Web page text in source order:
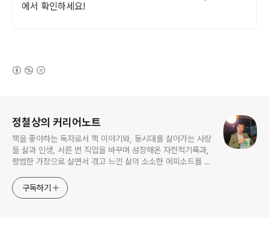
에서 확인하세요!
정철상의 커리어노트
책을 좋아하는 독자로서 책 이야기와, 동시대를 살아가는 사람
들 삶과 인생, 서른 번 직업을 바꾸며 성장해온 자전적기록과,
평범한 가장으로 살면서 겪고 느낀 삶의 소소한 에피소드를 전
고픈 커리어코치, 유튜브: 정교수의 인생수업
구독하기